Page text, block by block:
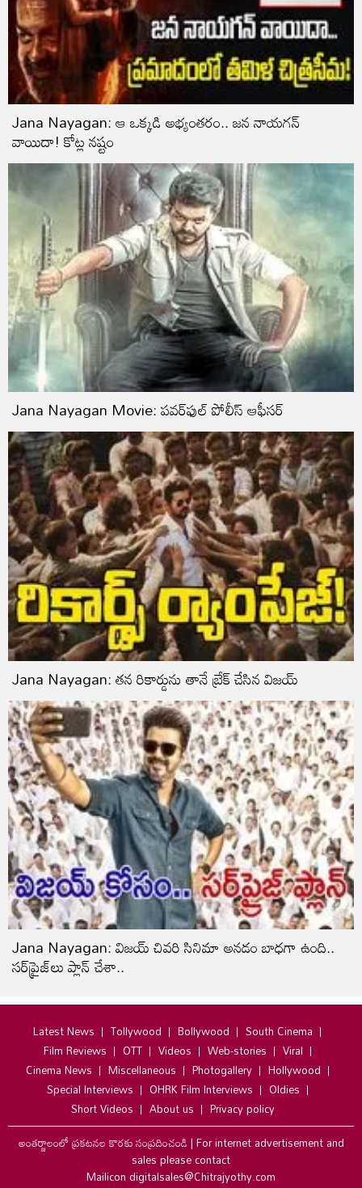
Jana Nayagan: ఆ ఒక్కడి అభ్యంతరం.. జన నాయగన్
వాయిదా! కోట్ల న‌ష్టం
Jana Nayagan Movie: పవర్‌ఫుల్‌ పోలీస్‌ ఆఫీసర్‌
Jana Nayagan: తన రికార్డును తానే బ్రేక్ చేసిన విజయ్
Jana Nayagan: విజయ్‌ చివరి సినిమా అనడం బాధగా ఉంది..
సర్‌ప్రైజ్‌లు ప్లాన్‌ చేశా..
Latest News Tollywood Bollywood
South Cinema
Film Reviews
OTT Videos Web-stories
Viral
Cinema News
Miscellaneous Photogallery
Hollywood
Special Interviews
OHRK Film Interviews
Oldies
Short Videos
About us
Privacy policy
అంతర్జాలంలో ప్రకటనల కొరకు సంప్రదించండి|For internet advertisement and
sales please contact
Mailicon digitalsales@Chitrajyothy.com